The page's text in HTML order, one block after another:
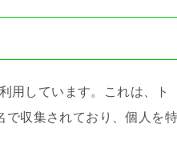
用しています。これは、ト
で収集されており、個人を